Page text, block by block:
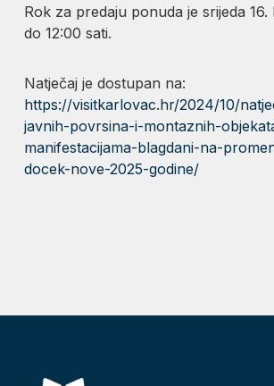
Rok za predaju ponuda je srijeda 16.
do 12:00 sati.
Natječaj je dostupan na:
https://visitkarlovac.hr/2024/10/
javnih-povrsina-i-montaznih-
manifestacijama-blagdani-na-
docek-nove-2025-godine/